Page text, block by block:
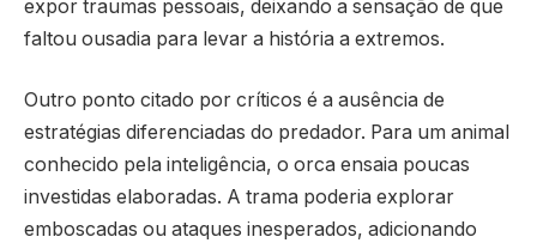
expor traumas pessoais, deixando a sensação de que
faltou ousadia para levar a história a extremos.
Outro ponto citado por críticos é a ausência de
estratégias diferenciadas do predador. Para um animal
conhecido pela inteligência, o orca ensaia poucas
investidas elaboradas. A trama poderia explorar
emboscadas ou ataques inesperados, adicionando